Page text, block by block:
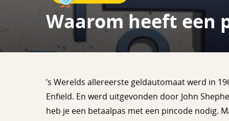
Waarom heeft een
’s Werelds allereerste geldautomaat werd in
Enfield. En werd uitgevonden door John
heb je een betaalpas met een pincode nodig.